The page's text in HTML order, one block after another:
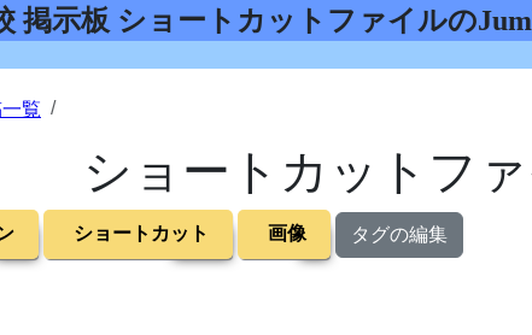
掲示板 ショートカットファイルの
覧
ショートカットフ
ショートカット 画像 タグの編集